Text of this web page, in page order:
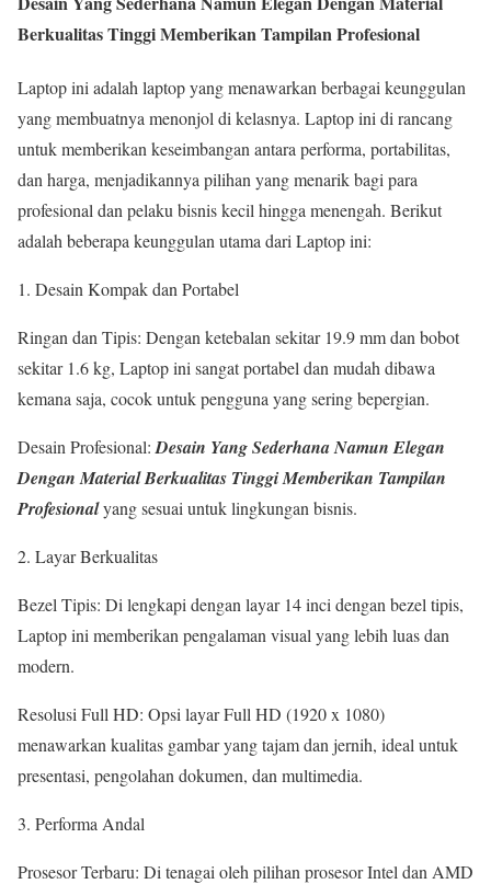
Berkualitas Tinggi Memberikan Tampilan Profesional
Laptop ini adalah laptop yang menawarkan berbagai keunggulan
yang membuatnya menonjol di kelasnya. Laptop ini di rancang
untuk memberikan keseimbangan antara performa, portabilitas,
dan harga, menjadikannya pilihan yang menarik bagi para
profesional dan pelaku bisnis kecil hingga menengah. Berikut
adalah beberapa keunggulan utama dari Laptop ini:
1. Desain Kompak dan Portabel
Ringan dan Tipis: Dengan ketebalan sekitar 19.9 mm dan bobot
sekitar 1.6 kg, Laptop ini sangat portabel dan mudah dibawa
kemana saja, cocok untuk pengguna yang sering bepergian.
Desain Profesional: Desain Yang Sederhana Namun Elegan
Dengan Material Berkualitas Tinggi Memberikan Tampilan
Profesionalyang sesuai untuk lingkungan bisnis.
2. Layar Berkualitas
Bezel Tipis: Di lengkapi dengan layar 14 inci dengan bezel tipis,
Laptop ini memberikan pengalaman visual yang lebih luas dan
modern.
Resolusi Full HD: Opsi layar Full HD (1920 x 1080)
menawarkan kualitas gambar yang tajam dan jernih, ideal untuk
presentasi, pengolahan dokumen, dan multimedia.
3. Performa Andal
Prosesor Terbaru: Di tenagai oleh pilihan prosesor Intel dan AMD